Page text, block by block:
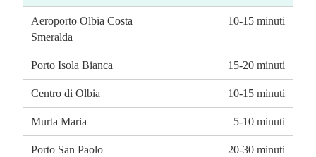
Aeroporto Olbia Costa
Smeralda
10-15 minuti
Porto Isola Bianca 15-20 minuti
Centro di Olbia 10-15 minuti
Murta Maria 5-10 minuti
Porto San Paolo 20-30 minuti